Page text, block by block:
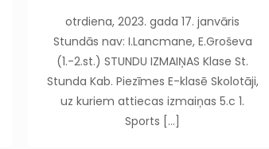
otrdiena, 2023. gada 17. janvāris
Stundās nav: I.Lancmane, E.Groševa
(1.-2.st.) STUNDU IZMAIŅAS Klase St.
Stunda Kab. Piezīmes E-klasē Skolotāji,
uz kuriem attiecas izmaiņas 5.c 1.
Sports […]